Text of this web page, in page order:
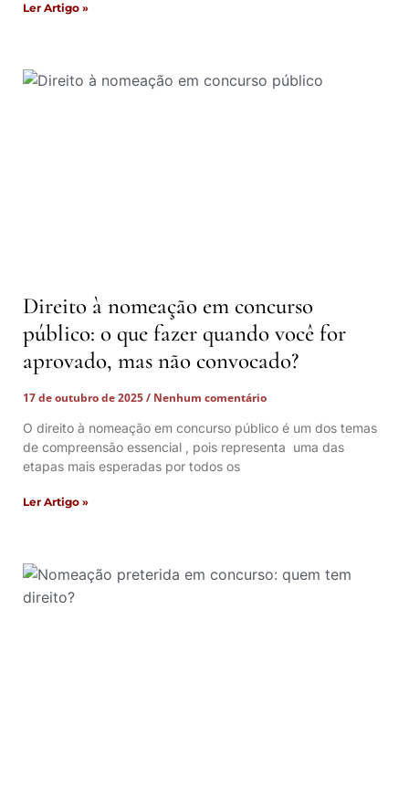
Ler Artigo »
Direito à nomeação em concurso
público: o que fazer quando você for
aprovado, mas não convocado?
17 de outubro de 2025
Nenhum comentário
O direito à nomeação em concurso público é um dos temas
de compreensão essencial , pois representa uma das
etapas mais esperadas por todos os
Ler Artigo »